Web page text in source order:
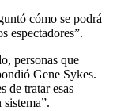
cómo se podrá
espectadores”.
personas que
Gene Sykes.
de tratar esas